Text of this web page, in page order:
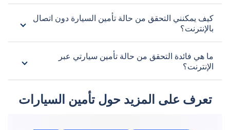
كيف يمكنني التحقق من حالة تأمين السيارة دون اتصال
بالإنترنت؟
ما هي فائدة التحقق من حالة تأمين سيارتي عبر
الإنترنت؟
تعرف على المزيد حول تأمين السيارات